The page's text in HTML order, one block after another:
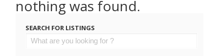
nothing was found.
SEARCH FOR LISTINGS